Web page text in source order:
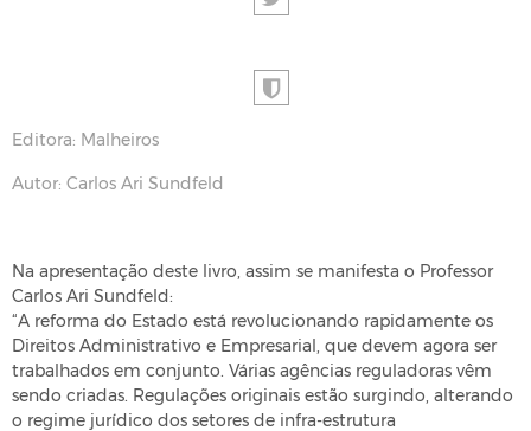
Editora: Malheiros
Autor: Carlos Ari Sundfeld
Na apresentação deste livro, assim se manifesta o Professor
Carlos Ari Sundfeld:
“A reforma do Estado está revolucionando rapidamente os
Direitos Administrativo e Empresarial, que devem agora ser
trabalhados em conjunto. Várias agências reguladoras vêm
sendo criadas. Regulações originais estão surgindo, alterando
o regime jurídico dos setores de infra-estrutura